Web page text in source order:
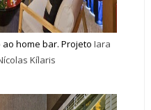
home bar. Projeto Iara
Kílaris